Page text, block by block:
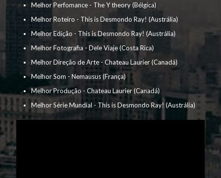
Melhor Perfomance - The Y theory (Bélgica)
Melhor Roteiro - This is Desmondo Ray! (Austrália)
Melhor Edição - This is Desmondo Ray! (Austrália)
Melhor Fotografia - Dele Viaje (Costa Rica)
Melhor Direção de Arte - Chateau Laurier (Canadá)
Melhor Som - Nemausus (França)
Melhor Produção - Chateau Laurier (Canadá)
Melhor Série Mundial - This is Desmondo Ray! (Austrália)